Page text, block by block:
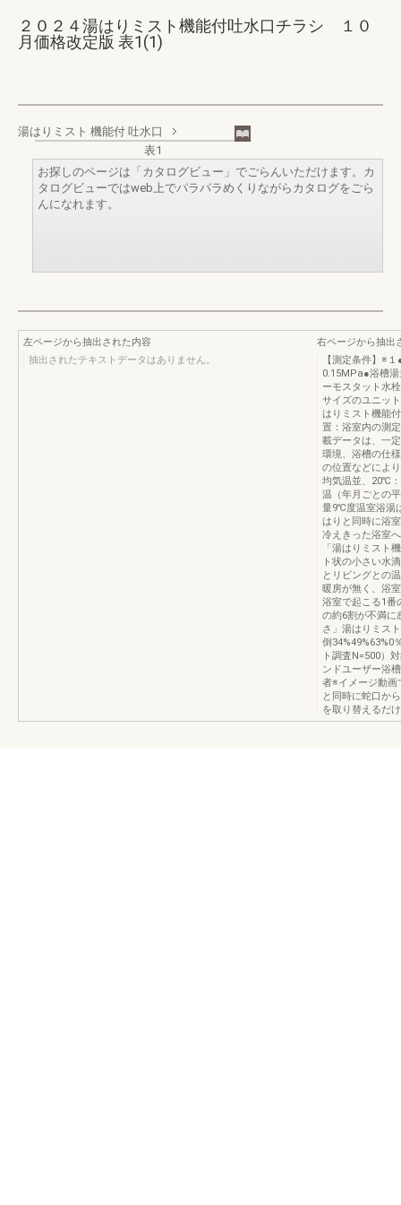
２０２４湯はりミスト機能付吐水口チラシ １０
月価格改定版 表1(1)
湯はりミスト 機能付 吐水口
表1
お探しのページは「カタログビュー」でごらんいただけます。カ
タログビューではweb上でパラパラめくりながらカタログをごら
んになれます。
左ページから抽出された内容
抽出されたテキストデータはありません。
右ページから抽出
【測定条件】※
0.15MPa●浴槽
ーモスタット水
サイズのユニッ
はりミスト機能
置：浴室内の測
載データは、一
環境、浴槽の仕
の位置などによ
均気温並、20℃
温（年月ごとの
量9℃度温室浴湯
はりと同時に浴
冷えきった浴室
「湯はりミスト
ト状の小さい水
とリビングとの
暖房が無く、浴
浴室で起こる1番
の約6割が不満に
さ」湯はりミス
倒34%49%63%0
ト調査N=500）
ンドユーザー浴
者※イメージ動画
と同時に蛇口か
を取り替えるだ